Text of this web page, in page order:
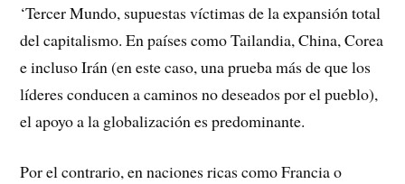
‘Tercer Mundo, supuestas víctimas de la expansión total
del capitalismo. En países como Tailandia, China, Corea
e incluso Irán (en este caso, una prueba más de que los
líderes conducen a caminos no deseados por el pueblo),
el apoyo a la globalización es predominante.
Por el contrario, en naciones ricas como Francia o